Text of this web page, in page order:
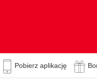
Pobierz aplikację